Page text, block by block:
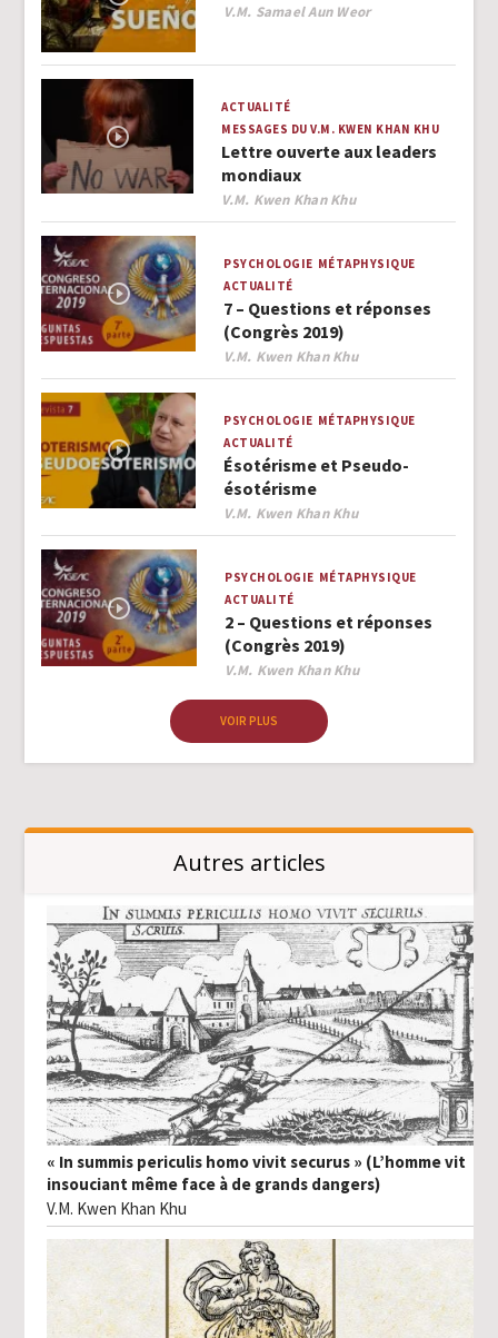
Author
V.M. Samael Aun Weor
ACTUALITÉ
MESSAGES DU V.M. KWEN KHAN KHU
Lettre ouverte aux leaders
mondiaux
Author
V.M. Kwen Khan Khu
PSYCHOLOGIE MÉTAPHYSIQUE
ACTUALITÉ
7 – Questions et réponses
(Congrès 2019)
Author
V.M. Kwen Khan Khu
PSYCHOLOGIE MÉTAPHYSIQUE
ACTUALITÉ
Ésotérisme et Pseudo-
ésotérisme
Author
V.M. Kwen Khan Khu
PSYCHOLOGIE MÉTAPHYSIQUE
ACTUALITÉ
2 – Questions et réponses
(Congrès 2019)
Author
V.M. Kwen Khan Khu
VOIR PLUS
Autres articles
« In summis periculis homo vivit securus » (L’homme vit
insouciant même face à de grands dangers)
V.M. Kwen Khan Khu